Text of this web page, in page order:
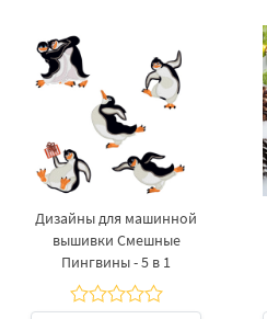
Дизайны для машинной
вышивки Смешные
Пингвины - 5 в 1